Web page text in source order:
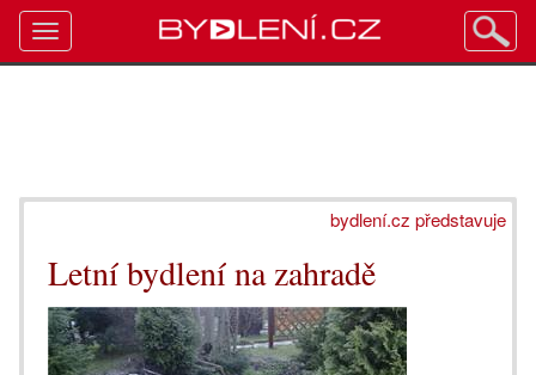
bydlení.cz představuje
Letní bydlení na zahradě
Toggle
navigation